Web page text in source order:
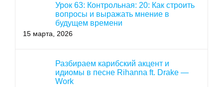
Урок 63: Контрольная: 20: Как строить
вопросы и выражать мнение в
будущем времени
15 марта, 2026
Разбираем карибский акцент и
идиомы в песне Rihanna ft. Drake —
Work